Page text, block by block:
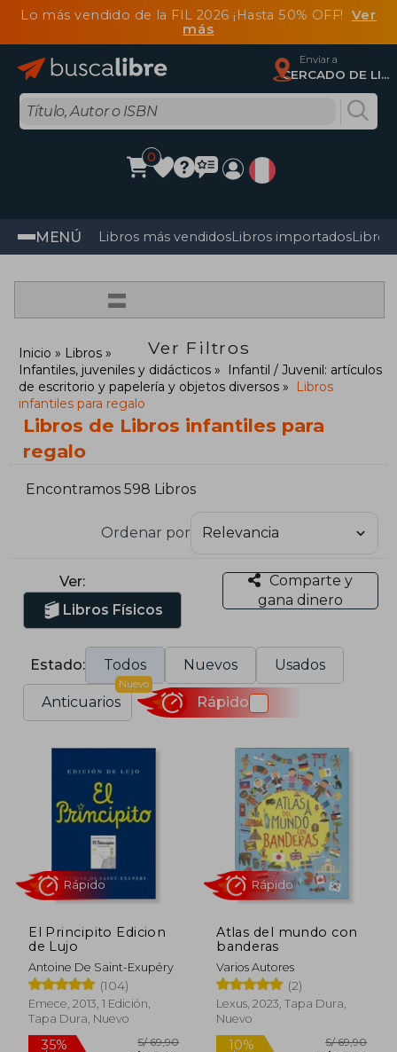
Lo más vendido de la FIL 2026 ¡Hasta 50% OFF! Ver
más
Enviar a
CERCADO DE LIMA, Lima
0
MENÚ Libros más vendidosLibros importadosLibros
=
Ver Filtros
Inicio
Libros
Infantiles, juveniles y didácticos
Infantil / Juvenil: artículos
de escritorio y papelería y objetos diversos
Libros
infantiles para regalo
Libros de Libros infantiles para
regalo
Encontramos 598 Libros
Ordenar por
Ver:
Libros Físicos
Comparte y
gana dinero
Estado: Todos Nuevos Usados
Anticuarios
Nuevo
Rápido
El Principito Edicion
de Lujo
Antoine De Saint-Exupéry
(104)
Emece, 2013, 1 Edición,
Tapa Dura, Nuevo
Rápido
Atlas del mundo con
banderas
Varios Autores
(2)
Lexus, 2023, Tapa Dura,
Nuevo
Rápido